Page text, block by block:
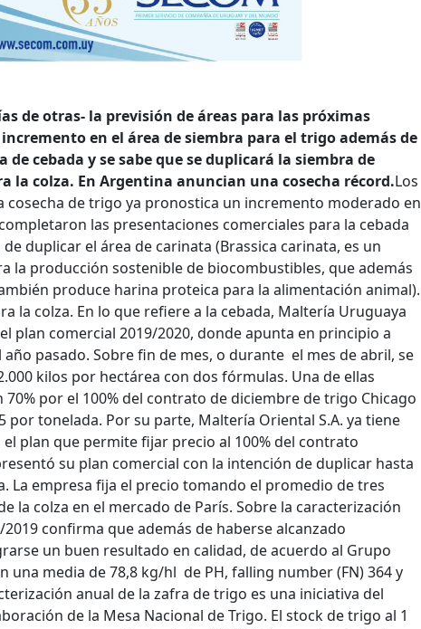
de otras- la previsión de áreas para las próximas
en el área de siembra para el trigo además de
cebada y se sabe que se duplicará la siembra de
la colza. En Argentina anuncian una cosecha récord.Los
cosecha de trigo ya pronostica un incremento moderado en
las presentaciones comerciales para la cebada
duplicar el área de carinata (Brassica carinata, es un
la producción sostenible de biocombustibles, que además
produce harina proteica para la alimentación animal).
la colza. En lo que refiere a la cebada, Maltería Uruguaya
plan comercial 2019/2020, donde apunta en principio a
pasado. Sobre fin de mes, o durante el mes de abril, se
kilos por hectárea con dos fórmulas. Una de ellas
por el 100% del contrato de diciembre de trigo Chicago
por tonelada. Por su parte, Maltería Oriental S.A. ya tiene
plan que permite fijar precio al 100% del contrato
su plan comercial con la intención de duplicar hasta
La empresa fija el precio tomando el promedio de tres
la colza en el mercado de París. Sobre la caracterización
confirma que además de haberse alcanzado
un buen resultado en calidad, de acuerdo al Grupo
una media de 78,8 kg/hl de PH, falling number (FN) 364 y
anual de la zafra de trigo es una iniciativa del
de la Mesa Nacional de Trigo. El stock de trigo al 1